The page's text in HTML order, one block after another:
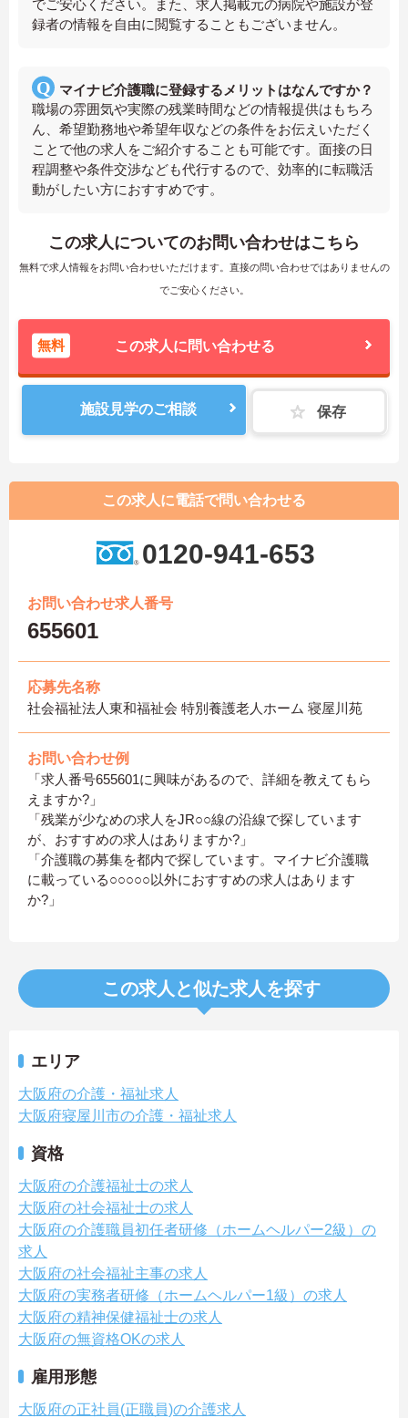
でご安心ください。また、求人掲載元の病院や施設が登
録者の情報を自由に閲覧することもございません。
マイナビ介護職に登録するメリットはなんですか？
職場の雰囲気や実際の残業時間などの情報提供はもちろ
ん、希望勤務地や希望年収などの条件をお伝えいただく
ことで他の求人をご紹介することも可能です。面接の日
程調整や条件交渉なども代行するので、効率的に転職活
動がしたい方におすすめです。
この求人についてのお問い合わせはこちら
無料で求人情報をお問い合わせいただけます。直接の問い合わせではありませんの
でご安心ください。
無料 この求人に問い合わせる
施設見学のご相談 保存
この求人に電話で問い合わせる
0120-941-653
お問い合わせ求人番号
655601
応募先名称
社会福祉法人東和福祉会 特別養護老人ホーム 寝屋川苑
お問い合わせ例
「求人番号655601に興味があるので、詳細を教えてもら
えますか?」
「残業が少なめの求人をJR○○線の沿線で探しています
が、おすすめの求人はありますか?」
「介護職の募集を都内で探しています。マイナビ介護職
に載っている○○○○○以外におすすめの求人はあります
か?」
この求人と似た求人を探す
エリア
大阪府の介護・福祉求人
大阪府寝屋川市の介護・福祉求人
資格
大阪府の介護福祉士の求人
大阪府の社会福祉士の求人
大阪府の介護職員初任者研修（ホームヘルパー2級）の
求人
大阪府の社会福祉主事の求人
大阪府の実務者研修（ホームヘルパー1級）の求人
大阪府の精神保健福祉士の求人
大阪府の無資格OKの求人
雇用形態
大阪府の正社員(正職員)の介護求人